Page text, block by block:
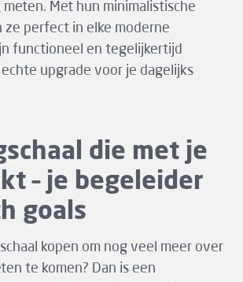
Met hun minimalistische
ze perfect in elke moderne
functioneel en tegelijkertijd
upgrade voor je dagelijks
die met je
– je begeleider
goals
kopen om nog veel meer over
te komen? Dan is een